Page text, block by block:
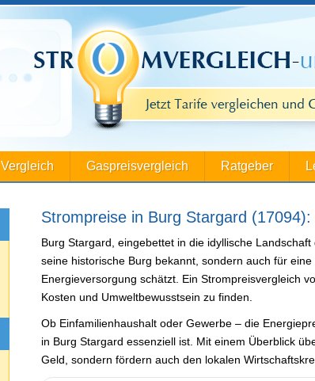
Vergleich Gaspreisvergleich Ratgeber
Strompreise in Burg Stargard
Burg Stargard, eingebettet in die idyllische
seine historische Burg bekannt, sondern auch für
Energieversorgung schätzt. Ein Strompreisvergleich
Kosten und Umweltbewusstsein zu finden.
Ob Einfamilienhaushalt oder Gewerbe – die
in Burg Stargard essenziell ist. Mit einem Überblick
Geld, sondern fördern auch den lokalen